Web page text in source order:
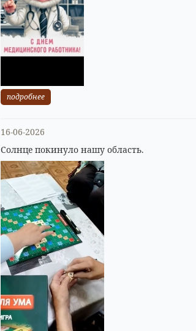
подробнее
16-06-2026
Солнце покинуло нашу область.